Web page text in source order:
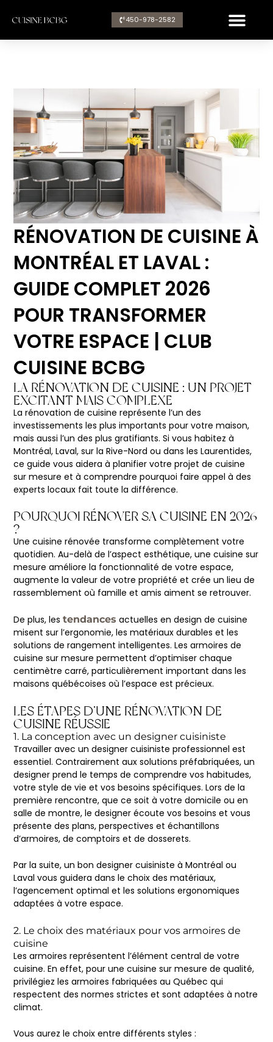
450-978-2582​
RÉNOVATION DE CUISINE À
MONTRÉAL ET LAVAL :
GUIDE COMPLET 2026
POUR TRANSFORMER
VOTRE ESPACE | CLUB
CUISINE BCBG
LA RÉNOVATION DE CUISINE : UN PROJET
EXCITANT MAIS COMPLEXE
La rénovation de cuisine représente l’un des
investissements les plus importants pour votre maison,
mais aussi l’un des plus gratifiants. Si vous habitez à
Montréal, Laval, sur la Rive-Nord ou dans les Laurentides,
ce guide vous aidera à planifier votre projet de cuisine
sur mesure et à comprendre pourquoi faire appel à des
experts locaux fait toute la différence.
POURQUOI RÉNOVER SA CUISINE EN 2026
?
Une cuisine rénovée transforme complètement votre
quotidien. Au-delà de l’aspect esthétique, une cuisine sur
mesure améliore la fonctionnalité de votre espace,
augmente la valeur de votre propriété et crée un lieu de
rassemblement où famille et amis aiment se retrouver.
De plus, lestendances actuelles en design de cuisine
misent sur l’ergonomie, les matériaux durables et les
solutions de rangement intelligentes. Les armoires de
cuisine sur mesure permettent d’optimiser chaque
centimètre carré, particulièrement important dans les
maisons québécoises où l’espace est précieux.
LES ÉTAPES D’UNE RÉNOVATION DE
CUISINE RÉUSSIE
1. La conception avec un designer cuisiniste
Travailler avec un designer cuisiniste professionnel est
essentiel. Contrairement aux solutions préfabriquées, un
designer prend le temps de comprendre vos habitudes,
votre style de vie et vos besoins spécifiques. Lors de la
première rencontre, que ce soit à votre domicile ou en
salle de montre, le designer écoute vos besoins et vous
présente des plans, perspectives et échantillons
d’armoires, de comptoirs et de dosserets.
Par la suite, un bon designer cuisiniste à Montréal ou
Laval vous guidera dans le choix des matériaux,
l’agencement optimal et les solutions ergonomiques
adaptées à votre espace.
2. Le choix des matériaux pour vos armoires de
cuisine
Les armoires représentent l’élément central de votre
cuisine. En effet, pour une cuisine sur mesure de qualité,
privilégiez les armoires fabriquées au Québec qui
respectent des normes strictes et sont adaptées à notre
climat.
Vous aurez le choix entre différents styles :